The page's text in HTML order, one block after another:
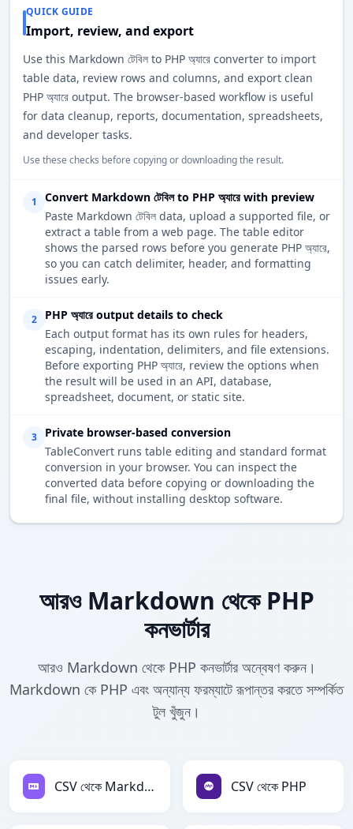
QUICK GUIDE
Import, review, and export
Use this Markdown টেবিল to PHP অ্যারে converter to import
table data, review rows and columns, and export clean
PHP অ্যারে output. The browser-based workflow is useful
for data cleanup, reports, documentation, spreadsheets,
and developer tasks.
Use these checks before copying or downloading the result.
1
Convert Markdown টেবিল to PHP অ্যারে with preview
Paste Markdown টেবিল data, upload a supported file, or
extract a table from a web page. The table editor
shows the parsed rows before you generate PHP অ্যারে,
so you can catch delimiter, header, and formatting
issues early.
2
PHP অ্যারে output details to check
Each output format has its own rules for headers,
escaping, indentation, delimiters, and file extensions.
Before exporting PHP অ্যারে, review the options when
the result will be used in an API, database,
spreadsheet, document, or static site.
3
Private browser-based conversion
TableConvert runs table editing and standard format
conversion in your browser. You can inspect the
converted data before copying or downloading the
final file, without installing desktop software.
আরও Markdown থেকে PHP
কনভার্টার
আরও Markdown থেকে PHP কনভার্টার অন্বেষণ করুন।
Markdown কে PHP এবং অন্যান্য ফরম্যাটে রূপান্তর করতে সম্পর্কিত
টুল খুঁজুন।
CSV থেকে Markdown CSV থেকে PHP